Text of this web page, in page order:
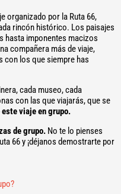
organizado por la Ruta 66,
rincón histórico. Los paisajes
hasta imponentes macizos
compañera más de viaje,
con los que siempre has
cada museo, cada
con las que viajarás, que se
viaje en grupo.
de grupo. No te lo pienses
66 y ¡déjanos demostrarte por